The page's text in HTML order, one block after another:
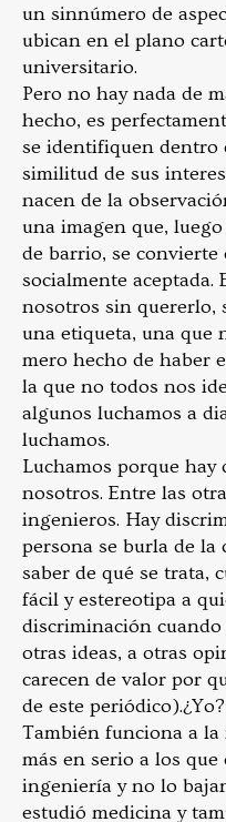
un sinnúmero de
ubican en el plano
universitario.
Pero no hay nada de
hecho, es
se identifiquen dentro
similitud de sus
nacen de la
una imagen que,
de barrio, se convierte
socialmente aceptada.
nosotros sin quererlo,
una etiqueta, una que
mero hecho de haber
la que no todos nos
algunos luchamos a
luchamos.
Luchamos porque
nosotros. Entre las
ingenieros. Hay
persona se burla de
saber de qué se trata,
fácil y estereotipa a
discriminación
otras ideas, a otras
carecen de valor por
de este
También funciona a la
más en serio a los
ingeniería y no lo
estudió medicina y